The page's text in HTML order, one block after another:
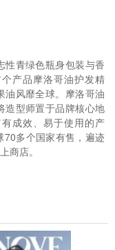
性青绿色瓶身包装与香
产品摩洛哥油护发精
油风靡全球。摩洛哥油
造型师置于品牌核心地
成效、易于使用的产
70多个国家有售，遍迹
商店。